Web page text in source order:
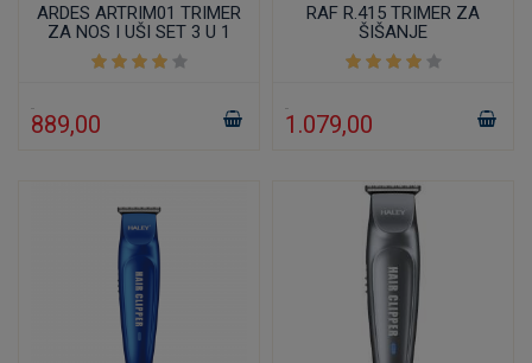
ARDES ARTRIM01 TRIMER
ZA NOS I UŠI SET 3 U 1
889,00
RAF R.415 TRIMER ZA
ŠIŠANJE
1.079,00